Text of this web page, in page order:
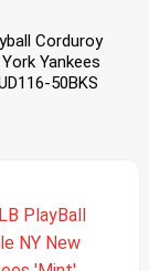
Corduroy
Yankees
50BKS